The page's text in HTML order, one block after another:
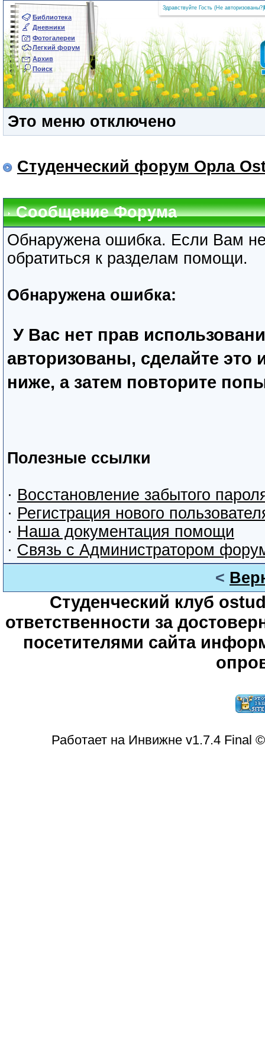
Библиотека
Дневники
Фотогалереи
Легкий форум
Архив
Поиск
Здравствуйте Гость (Не авторизованы?
Это меню отключено
Студенческий форум Орла
Сообщение Форума
Обнаружена ошибка. Если Вам
обратиться к разделам помощи.
Обнаружена ошибка:
У Вас нет прав
авторизованы, сделайте это
ниже, а затем повторите
Полезные ссылки
· Восстановление забытого
· Регистрация нового
· Наша документация помощи
· Связь с Администратором
<
Студенческий клуб
ответственности за
посетителями сайта
Работает на Инвижне v1.7.4 Final